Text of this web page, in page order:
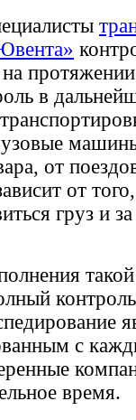
в
от
от
груз и
с
время.